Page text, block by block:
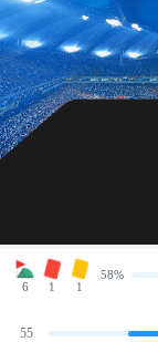
6 1 1
58%
55